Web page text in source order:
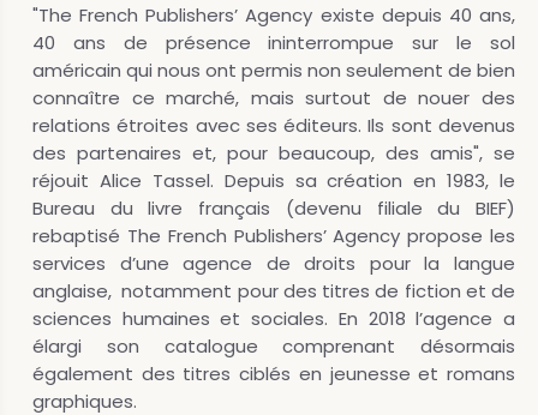
"The French Publishers’ Agency existe depuis 40 ans,
40 ans de présence ininterrompue sur le sol
américain qui nous ont permis non seulement de bien
connaître ce marché, mais surtout de nouer des
relations étroites avec ses éditeurs. Ils sont devenus
des partenaires et, pour beaucoup, des amis", se
réjouit Alice Tassel. Depuis sa création en 1983, le
Bureau du livre français (devenu filiale du BIEF)
rebaptisé The French Publishers’ Agency propose les
services d’une agence de droits pour la langue
anglaise, notamment pour des titres de fiction et de
sciences humaines et sociales. En 2018 l’agence a
élargi son catalogue comprenant désormais
également des titres ciblés en jeunesse et romans
graphiques.